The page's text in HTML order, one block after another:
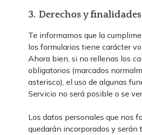
3. Derechos y finalidades
Te informamos que la
los formularios tiene carácter
Ahora bien, si no rellenas los
obligatorios (marcados
asterisco), el uso de algunas
Servicio no será posible o se
Los datos personales que nos
quedarán incorporados y serán